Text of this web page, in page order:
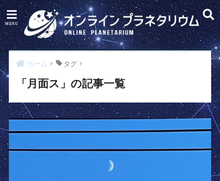
ホーム タグ
「月面ス」の記事一覧